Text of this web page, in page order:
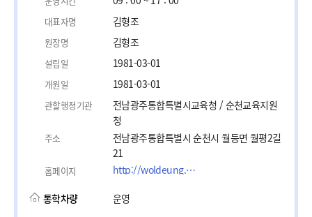
대표자명 김형조
원장명 김형조
설립일 1981-03-01
개원일 1981-03-01
관할행정기관
전남광주통합특별시교육청 / 순천교육지원
청
주소
전남광주통합특별시 순천시 월등면 월평2길
21
홈페이지 http://woldeung.es.jne.kr
통학차량
운영